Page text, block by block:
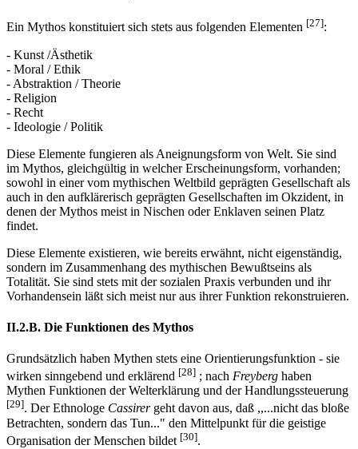
Ein Mythos konstituiert sich stets aus folgenden Elementen [27]:
- Kunst /Ästhetik
- Moral / Ethik
- Abstraktion / Theorie
- Religion
- Recht
- Ideologie / Politik
Diese Elemente fungieren als Aneignungsform von Welt. Sie sind
im Mythos, gleichgültig in welcher Erscheinungsform, vorhanden;
sowohl in einer vom mythischen Weltbild geprägten Gesellschaft als
auch in den aufklärerisch geprägten Gesellschaften im Okzident, in
denen der Mythos meist in Nischen oder Enklaven seinen Platz
findet.
Diese Elemente existieren, wie bereits erwähnt, nicht eigenständig,
sondern im Zusammenhang des mythischen Bewußtseins als
Totalität. Sie sind stets mit der sozialen Praxis verbunden und ihr
Vorhandensein läßt sich meist nur aus ihrer Funktion rekonstruieren.
II.2.B. Die Funktionen des Mythos
Grundsätzlich haben Mythen stets eine Orientierungsfunktion - sie
wirken sinngebend und erklärend [28] ; nach Freyberg haben
Mythen Funktionen der Welterklärung und der Handlungssteuerung
[29]. Der Ethnologe Cassirergeht davon aus, daß ,,...nicht das bloße
Betrachten, sondern das Tun..." den Mittelpunkt für die geistige
Organisation der Menschen bildet [30].